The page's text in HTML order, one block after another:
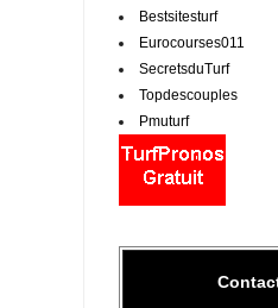
Bestsitesturf
Eurocourses011
SecretsduTurf
Topdescouples
Pmuturf